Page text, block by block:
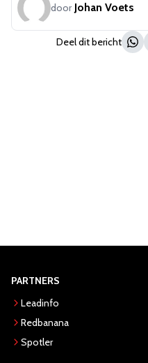
door Johan Voets
Deel dit bericht
PARTNERS
Leadinfo
Redbanana
Spotler